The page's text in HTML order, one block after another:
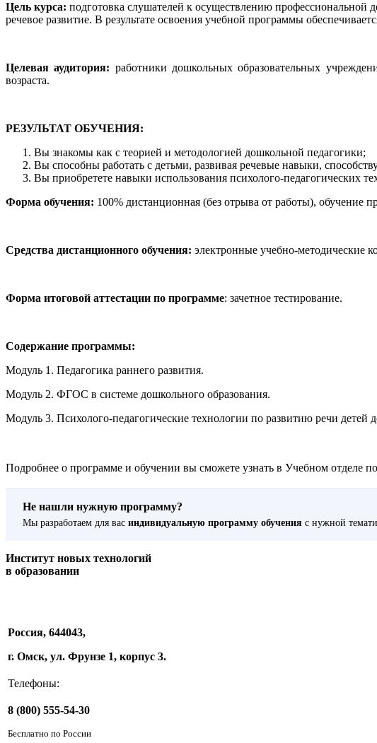
Цель курса: подготовка слушателей к осуществлению профессиональной
речевое развитие. В результате освоения учебной программы
Целевая аудитория: работники дошкольных образовательных
возраста.
РЕЗУЛЬТАТ ОБУЧЕНИЯ:
Вы знакомы как с теорией и методологией дошкольной педагогики;
Вы способны работать с детьми, развивая речевые навыки,
Вы приобретете навыки использования психолого-педагогических
Форма обучения: 100% дистанционная (без отрыва от работы), обучение
Средства дистанционного обучения: электронные учебно-методические
Форма итоговой аттестации по программе: зачетное тестирование.
Содержание программы:
Модуль 1. Педагогика раннего развития.
Модуль 2. ФГОС в системе дошкольного образования.
Модуль 3. Психолого-педагогические технологии по развитию речи детей
Подробнее о программе и обучении вы сможете узнать в Учебном отделе
Не нашли нужную программу?
Мы разработаем для вас индивидуальную программу обучения с нужной
Институт новых технологий
в образовании
Россия, 644043,
г. Омск, ул. Фрунзе 1, корпус 3.
Телефоны:
8 (800) 555-54-30
Бесплатно по России